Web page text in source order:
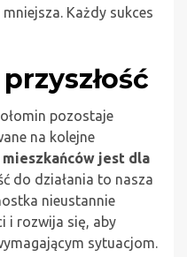
Każdy sukces
pozostaje
na kolejne
jest dla
do działania to nasza
nieustannie
i rozwija się, aby
sytuacjom.